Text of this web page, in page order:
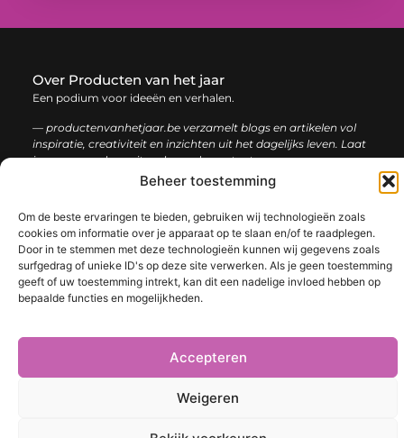
Beheer toestemming
Om de beste ervaringen te bieden, gebruiken wij technologieën zoals
cookies om informatie over je apparaat op te slaan en/of te raadplegen.
Door in te stemmen met deze technologieën kunnen wij gegevens zoals
surfgedrag of unieke ID's op deze site verwerken. Als je geen toestemming
geeft of uw toestemming intrekt, kan dit een nadelige invloed hebben op
bepaalde functies en mogelijkheden.
Accepteren
Weigeren
Over Producten van het jaar
Een podium voor ideeën en verhalen.
— productenvanhetjaar.be verzamelt blogs en artikelen vol
inspiratie, creativiteit en inzichten uit het dagelijks leven. Laat
je verrassen door uiteenlopende content.
informatie
Bericht categorie
@2025 www.productenvanhetjaar.be. All Right Reserved.​